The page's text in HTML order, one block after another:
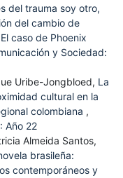
del trauma soy otro,
del cambio de
caso de Phoenix
y Sociedad:
Uribe-Jongbloed, La
cultural en la
colombiana ,
Año 22
Almeida Santos,
brasileña:
contemporáneos y